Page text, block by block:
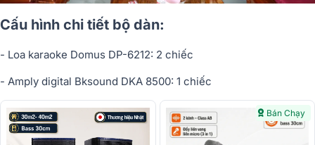
Cấu hình chi tiết bộ dàn:
- Loa karaoke Domus DP-6212: 2 chiếc
- Amply digital Bksound DKA 8500: 1 chiếc
Bán Chạy